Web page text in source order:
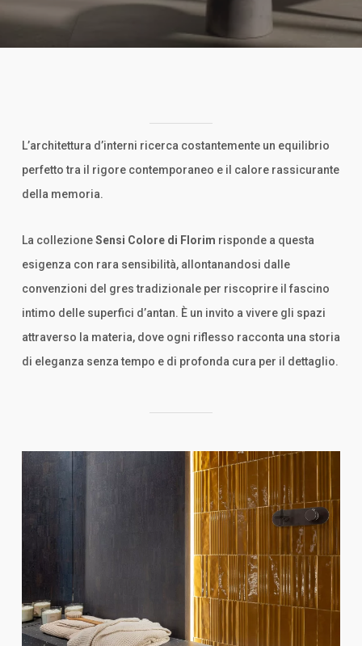
L’architettura d’interni ricerca costantemente un equilibrio
perfetto tra il rigore contemporaneo e il calore rassicurante
della memoria.
La collezioneSensi Colore di Florim risponde a questa
esigenza con rara sensibilità, allontanandosi dalle
convenzioni del gres tradizionale per riscoprire il fascino
intimo delle superfici d’antan. È un invito a vivere gli spazi
attraverso la materia, dove ogni riflesso racconta una storia
di eleganza senza tempo e di profonda cura per il dettaglio.